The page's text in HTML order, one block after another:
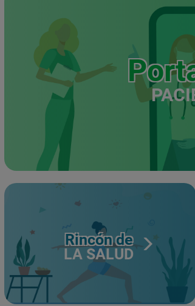
Rincón de
LA SALUD